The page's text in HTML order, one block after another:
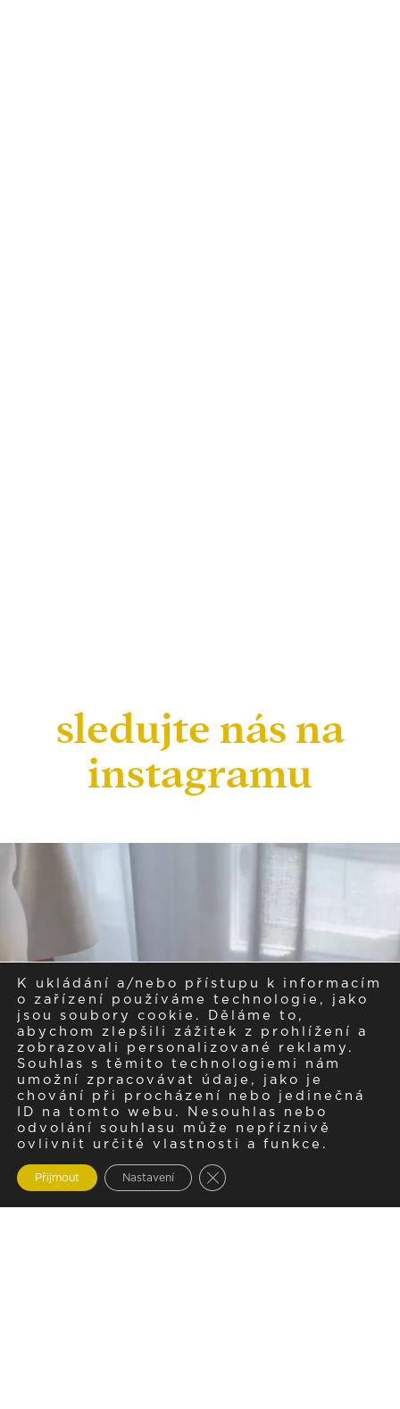
sledujte nás na
instagramu
K ukládání a/nebo přístupu k informacím
o zařízení používáme technologie, jako
jsou soubory cookie. Děláme to,
abychom zlepšili zážitek z prohlížení a
zobrazovali personalizované reklamy.
Souhlas s těmito technologiemi nám
umožní zpracovávat údaje, jako je
chování při procházení nebo jedinečná
ID na tomto webu. Nesouhlas nebo
odvolání souhlasu může nepříznivě
ovlivnit určité vlastnosti a funkce.
Přijmout Nastavení Zavřít cookie lištu GDPR